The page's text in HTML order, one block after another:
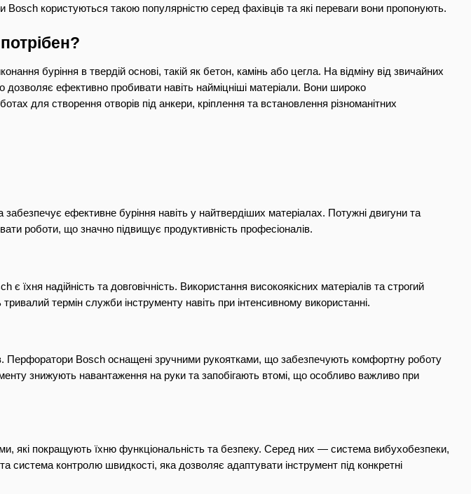
Bosch користуються такою популярністю серед фахівців та які переваги вони пропонують.
буріння в твердій основі, такій як бетон, камінь або цегла. На відміну від звичайних
ефективно пробивати навіть найміцніші матеріали. Вони широко
для створення отворів під анкери, кріплення та встановлення різноманітних
ефективне буріння навіть у найтвердіших матеріалах. Потужні двигуни та
роботи, що значно підвищує продуктивність професіоналів.
їхня надійність та довговічність. Використання високоякісних матеріалів та строгий
термін служби інструменту навіть при інтенсивному використанні.
Перфоратори Bosch оснащені зручними рукоятками, що забезпечують комфортну роботу
знижують навантаження на руки та запобігають втомі, що особливо важливо при
які покращують їхню функціональність та безпеку. Серед них — система вибухобезпеки,
система контролю швидкості, яка дозволяє адаптувати інструмент під конкретні